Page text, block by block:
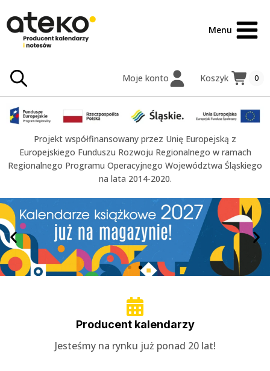
treści
Menu
Moje konto Koszyk 0
Projekt współfinansowany przez Unię Europejską z
Europejskiego Funduszu Rozwoju Regionalnego w ramach
Regionalnego Programu Operacyjnego Województwa Śląskiego
na lata 2014-2020.
Producent kalendarzy
Jesteśmy na rynku już ponad 20 lat!